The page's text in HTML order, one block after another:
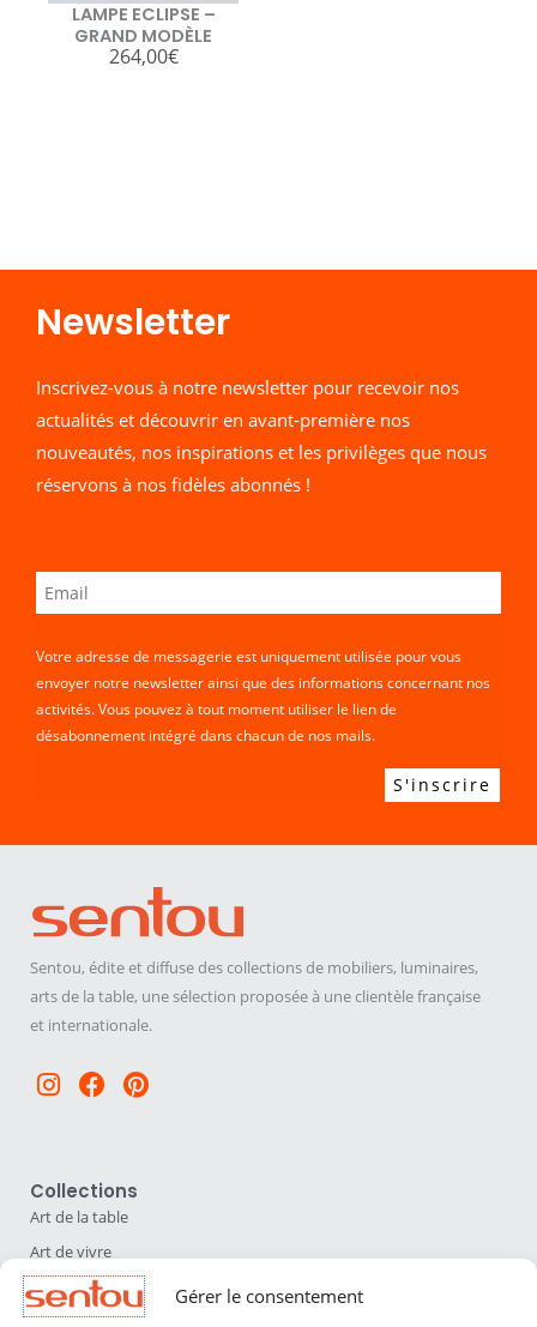
Gérer le consentement
LAMPE ECLIPSE –
GRAND MODÈLE
264,00€
Newsletter​
Inscrivez-vous à notre newsletter pour recevoir nos
actualités et découvrir en avant-première nos
nouveautés, nos inspirations et les privilèges que nous
réservons à nos fidèles abonnés !
Votre adresse de messagerie est uniquement utilisée pour vous
envoyer notre newsletter ainsi que des informations concernant nos
activités. Vous pouvez à tout moment utiliser le lien de
désabonnement intégré dans chacun de nos mails.
Sentou, édite et diffuse des collections de mobiliers, luminaires,
arts de la table, une sélection proposée à une clientèle française
et internationale.
Instagram
Facebook
Pinterest
Collections
Art de la table
Art de vivre
Déco
Luminaires